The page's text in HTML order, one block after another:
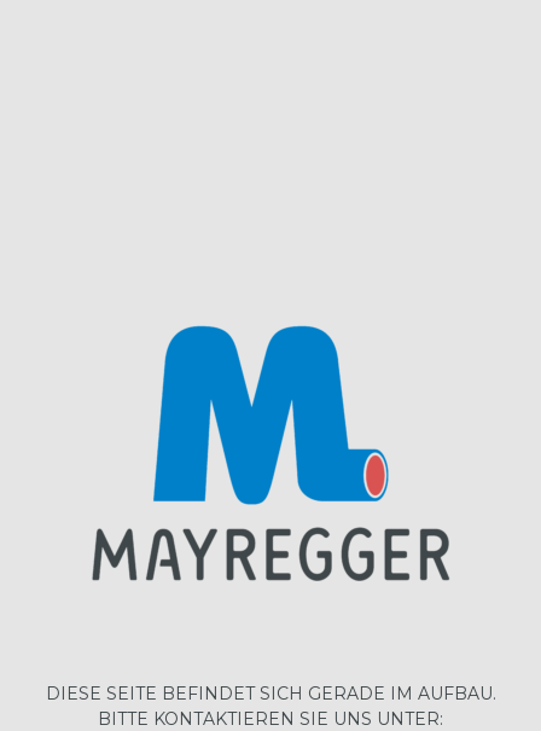
DIESE SEITE BEFINDET SICH GERADE IM AUFBAU.
BITTE KONTAKTIEREN SIE UNS UNTER: